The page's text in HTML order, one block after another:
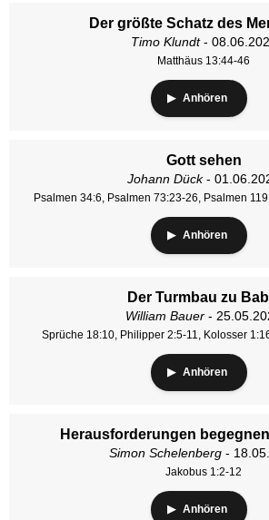
Der größte Schatz des
Timo Klundt-
Matthäus 13:44-46
Anhören
Gott sehen
Johann Dück-
Psalmen 34:6, Psalmen 73:23-26, Psalmen
Anhören
Der Turmbau zu
William Bauer -
Sprüche 18:10, Philipper 2:5-11, Kolosser
Anhören
Herausforderungen
Simon Schelenberg-
Jakobus 1:2-12
Anhören